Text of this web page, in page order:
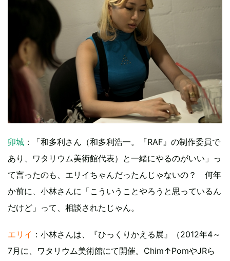
卯城 ：「和多利さん（和多利浩一。『RAF』の制作委員で
あり、ワタリウム美術館代表）と一緒にやるのがいい」っ
て言ったのも、エリイちゃんだったんじゃないの？ 何年
か前に、小林さんに「こういうことやろうと思っているん
だけど」って、相談されたじゃん。
エリイ ：小林さんは、『ひっくりかえる展』（2012年4～
7月に、ワタリウム美術館にて開催。Chim↑PomやJRら